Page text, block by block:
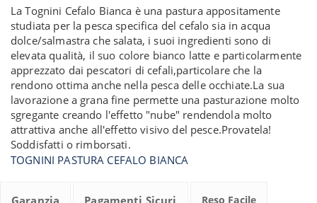
La Tognini Cefalo Bianca è una pastura appositamente
studiata per la pesca specifica del cefalo sia in acqua
dolce/salmastra che salata, i suoi ingredienti sono di
elevata qualità, il suo colore bianco latte e particolarmente
apprezzato dai pescatori di cefali,particolare che la
rendono ottima anche nella pesca delle occhiate.La sua
lavorazione a grana fine permette una pasturazione molto
sgregante creando l'effetto "nube" rendendola molto
attrattiva anche all'effetto visivo del pesce.Provatela!
Soddisfatti o rimborsati.
TOGNINI PASTURA CEFALO BIANCA
Reso Facile